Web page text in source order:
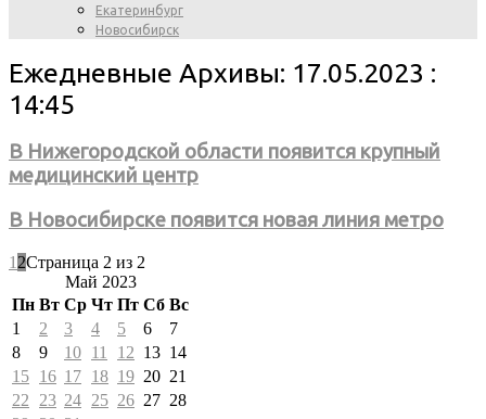
Екатеринбург
Новосибирск
Ежедневные Архивы: 17.05.2023 :
14:45
В Нижегородской области появится крупный
медицинский центр
В Новосибирске появится новая линия метро
1 2Страница 2 из 2
Май 2023
Пн Вт Ср Чт Пт Сб Вс
1
2 3 4 5 6
7
8
9 10 11 12 13 14
15 16 17 18 19 20 21
22
23 24 25 26 27 28